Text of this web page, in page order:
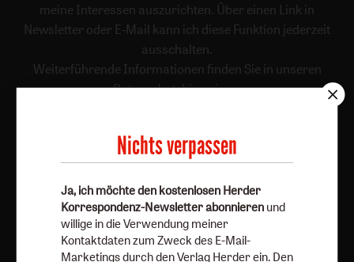
meine Interessen auszurichten. Über einen Link in
Newsletter oder E-Mail kann ich diese Funktion jederzeit
ausschalten.
Weiterführende Informationen finden Sie in unseren
Datenschutzhinweisen.
Jetzt anmelden
Nichts verpassen
Ja, ich möchte den kostenlosen Herder
Korrespondenz-Newsletter abonnieren und
willige in die Verwendung meiner
Kontaktdaten zum Zweck des E-Mail-
Marketings durch den Verlag Herder ein. Den